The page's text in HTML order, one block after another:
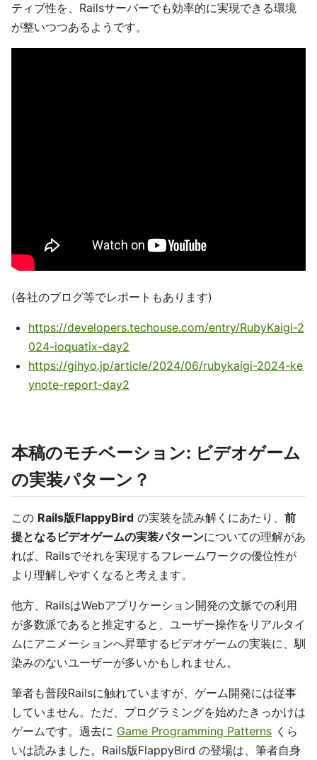
ティブ性を、Railsサーバーでも効率的に実現できる環境
が整いつつあるようです。
(各社のブログ等でレポートもあります)
https://developers.techouse.com/entry/RubyKaigi-2
024-ioquatix-day2
https://gihyo.jp/article/2024/06/rubykaigi-2024-ke
ynote-report-day2
本稿のモチベーション: ビデオゲーム
の実装パターン？
この Rails版FlappyBird の実装を読み解くにあたり、 前
提となるビデオゲームの実装パターンについての理解があ
れば、Railsでそれを実現するフレームワークの優位性が
より理解しやすくなると考えます。
他方、RailsはWebアプリケーション開発の文脈での利用
が多数派であると推定すると、ユーザー操作をリアルタイ
ムにアニメーションへ昇華するビデオゲームの実装に、馴
染みのないユーザーが多いかもしれません。
筆者も普段Railsに触れていますが、ゲーム開発には従事
していません。ただ、プログラミングを始めたきっかけは
ゲームです。過去に Game Programming Patterns くら
いは読みました。Rails版FlappyBird の登場は、筆者自身